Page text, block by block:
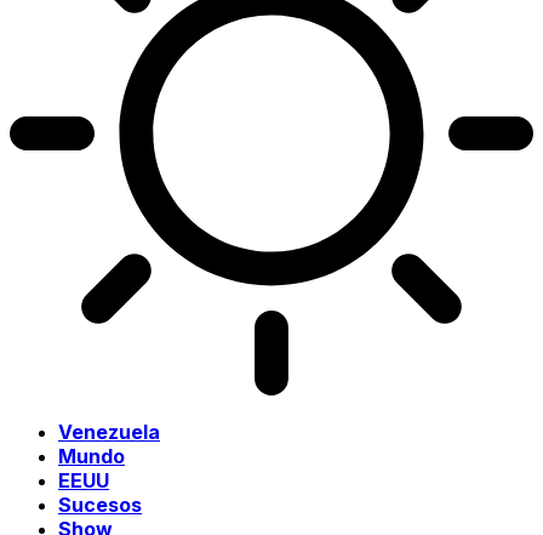
Venezuela
Mundo
EEUU
Sucesos
Show